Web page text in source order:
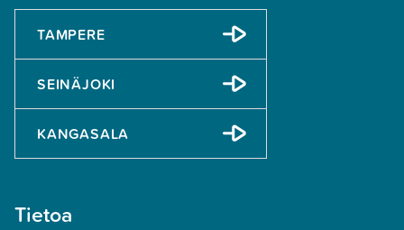
TAMPERE
SEINÄJOKI
KANGASALA
Tietoa